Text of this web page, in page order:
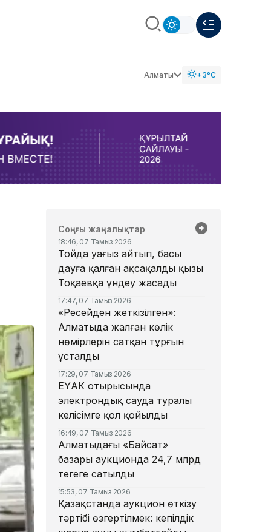
Алматы +3°C
Соңғы жаңалықтар
18:46, 07 Тамыз 2026
Тойда уағыз айтып, басы
дауға қалған ақсақалдың қызы
Тоқаевқа үндеу жасады
17:47, 07 Тамыз 2026
«Ресейден жеткізілген»:
Алматыда жалған көлік
нөмірлерін сатқан тұрғын
ұсталды
17:29, 07 Тамыз 2026
ЕҮАК отырысында
электрондық сауда туралы
келісімге қол қойылды
16:49, 07 Тамыз 2026
Алматыдағы «Байсат»
базары аукционда 24,7 млрд
теңгеге сатылды
15:53, 07 Тамыз 2026
Қазақстанда аукцион өткізу
тәртібі өзгертілмек: кепілдік